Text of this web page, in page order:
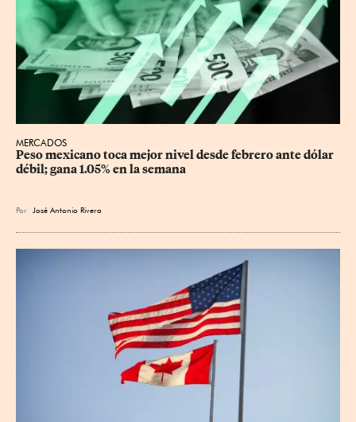
MERCADOS
Peso mexicano toca mejor nivel desde febrero ante dólar
débil; gana 1.05% en la semana
Por José Antonio Rivera